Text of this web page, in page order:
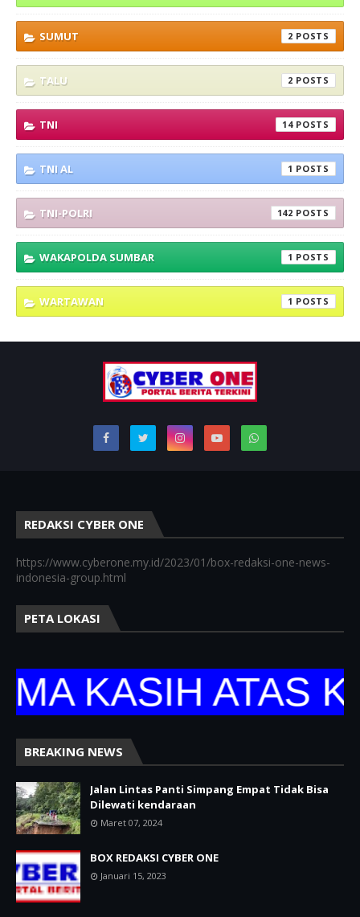
SUMUT 2
TALU 2
TNI 14
TNI AL 1
TNI-POLRI 142
WAKAPOLDA SUMBAR 1
WARTAWAN 1
REDAKSI CYBER ONE
https://www.cyberone.my.id/2023/01/box-redaksi-one-news-
indonesia-group.html
PETA LOKASI
ATAS
BREAKING NEWS
Jalan Lintas Panti Simpang Empat Tidak Bisa
Dilewati kendaraan
Maret 07, 2024
BOX REDAKSI CYBER ONE
Januari 15, 2023